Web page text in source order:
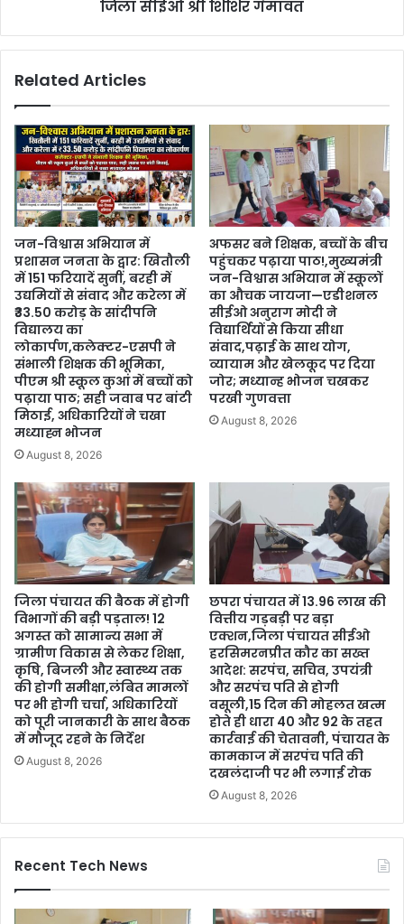
जिला सीईओ श्री शिशिर गेमावत
Related Articles
जन-विश्वास अभियान में
प्रशासन जनता के द्वार: खितौली
में 151 फरियादें सुनीं, बरही में
उद्यमियों से संवाद और करेला में
₹33.50 करोड़ के सांदीपनि
विद्यालय का
लोकार्पण,कलेक्टर-एसपी ने
संभाली शिक्षक की भूमिका,
पीएम श्री स्कूल कुआं में बच्चों को
पढ़ाया पाठ; सही जवाब पर बांटी
मिठाई, अधिकारियों ने चखा
मध्याह्न भोजन
August 8, 2026
अफसर बने शिक्षक, बच्चों के बीच
पहुंचकर पढ़ाया पाठ!,मुख्यमंत्री
जन-विश्वास अभियान में स्कूलों
का औचक जायजा—एडीशनल
सीईओ अनुराग मोदी ने
विद्यार्थियों से किया सीधा
संवाद,पढ़ाई के साथ योग,
व्यायाम और खेलकूद पर दिया
जोर; मध्यान्ह भोजन चखकर
परखी गुणवत्ता
August 8, 2026
जिला पंचायत की बैठक में होगी
विभागों की बड़ी पड़ताल! 12
अगस्त को सामान्य सभा में
ग्रामीण विकास से लेकर शिक्षा,
कृषि, बिजली और स्वास्थ्य तक
की होगी समीक्षा,लंबित मामलों
पर भी होगी चर्चा, अधिकारियों
को पूरी जानकारी के साथ बैठक
में मौजूद रहने के निर्देश
August 8, 2026
छपरा पंचायत में 13.96 लाख की
वित्तीय गड़बड़ी पर बड़ा
एक्शन,जिला पंचायत सीईओ
हरसिमरनप्रीत कौर का सख्त
आदेश: सरपंच, सचिव, उपयंत्री
और सरपंच पति से होगी
वसूली,15 दिन की मोहलत खत्म
होते ही धारा 40 और 92 के तहत
कार्रवाई की चेतावनी, पंचायत के
कामकाज में सरपंच पति की
दखलंदाजी पर भी लगाई रोक
August 8, 2026
Recent Tech News